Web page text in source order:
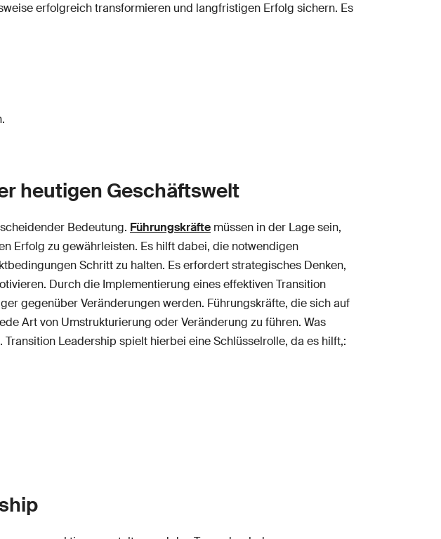
erfolgreich transformieren und langfristigen Erfolg sichern. Es
heutigen Geschäftswelt
Bedeutung. Führungskräfte müssen in der Lage sein,
Erfolg zu gewährleisten. Es hilft dabei, die notwendigen
Schritt zu halten. Es erfordert strategisches Denken,
Durch die Implementierung eines effektiven Transition
gegenüber Veränderungen werden. Führungskräfte, die sich auf
Art von Umstrukturierung oder Veränderung zu führen. Was
Leadership spielt hierbei eine Schlüsselrolle, da es hilft,: